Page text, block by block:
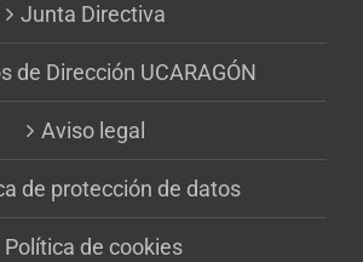
Junta Directiva
de Dirección UCARAGÓN
Aviso legal
de protección de datos
Política de cookies